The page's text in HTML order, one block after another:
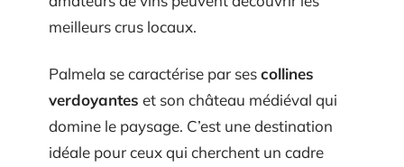
meilleurs crus locaux.
Palmela se caractérise par sescollines
verdoyantes et son château médiéval qui
domine le paysage. C’est une destination
idéale pour ceux qui cherchent un cadre